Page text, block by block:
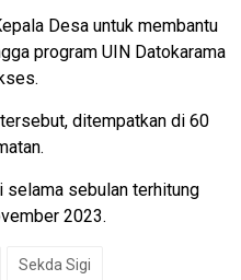
Desa untuk membantu
program UIN Datokarama
ditempatkan di 60
selama sebulan terhitung
2023.
Sekda Sigi